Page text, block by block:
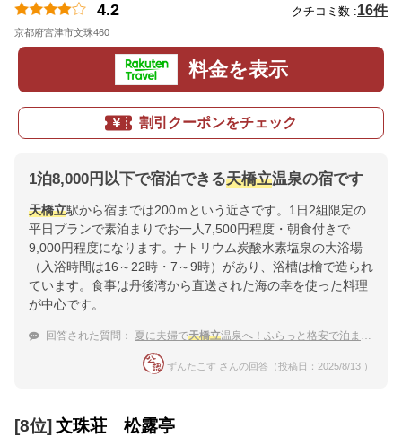
4.2 クチコミ数 :16件
京都府宮津市文珠460
料金を表示
割引クーポンをチェック
1泊8,000円以下で宿泊できる天橋立温泉の宿です
天橋立駅から宿までは200ｍという近さです。1日2組限定の
平日プランで素泊まりでお一人7,500円程度・朝食付きで
9,000円程度になります。ナトリウム炭酸水素塩泉の大浴場
（入浴時間は16～22時・7～9時）があり、浴槽は檜で造られ
ています。食事は丹後湾から直送された海の幸を使った料理
が中心です。
回答された質問： 夏に夫婦で天橋立温泉へ！ふらっと格安で泊まれる宿
ずんたこす さんの回答（投稿日：2025/8/13 ）
[8位] 文珠荘 松露亭